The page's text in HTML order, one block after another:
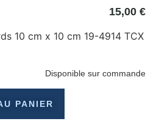
15,00 €
10 cm x 10 cm 19-4914 TCX
Disponible sur commande
PANIER